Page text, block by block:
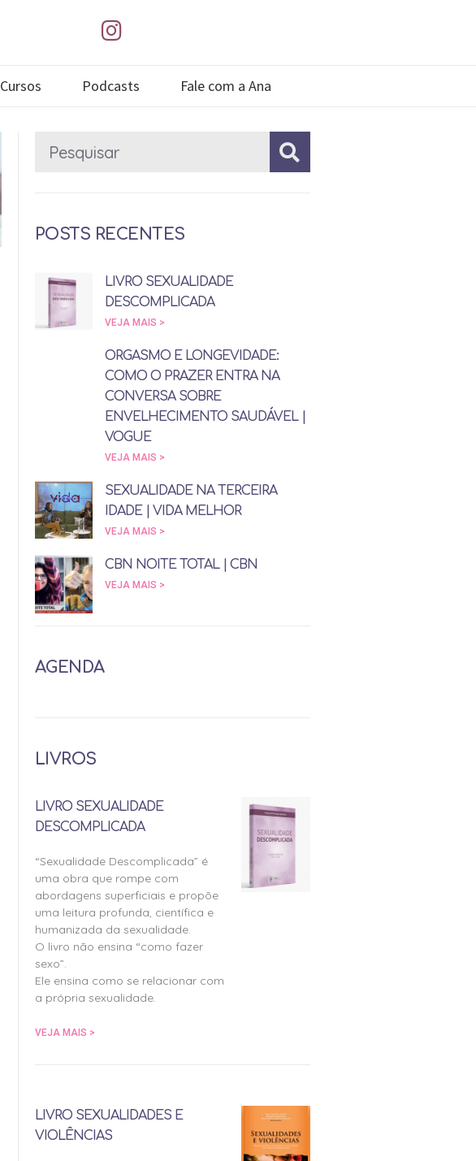
Cursos Podcasts Fale com a Ana
POSTS RECENTES
LIVRO SEXUALIDADE
DESCOMPLICADA
VEJA MAIS >
ORGASMO E LONGEVIDADE:
COMO O PRAZER ENTRA NA
CONVERSA SOBRE
ENVELHECIMENTO SAUDÁVEL |
VOGUE
VEJA MAIS >
SEXUALIDADE NA TERCEIRA
IDADE | VIDA MELHOR
VEJA MAIS >
CBN NOITE TOTAL | CBN
VEJA MAIS >
AGENDA
LIVROS
LIVRO SEXUALIDADE
DESCOMPLICADA
“Sexualidade Descomplicada” é
uma obra que rompe com
abordagens superficiais e propõe
uma leitura profunda, científica e
humanizada da sexualidade.
O livro não ensina “como fazer
sexo”.
Ele ensina como se relacionar com
a própria sexualidade.
VEJA MAIS >
LIVRO SEXUALIDADES E
VIOLÊNCIAS